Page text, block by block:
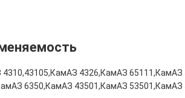
4310,43105,КамАЗ 4326,КамАЗ
6350,КамАЗ 43501,КамАЗ